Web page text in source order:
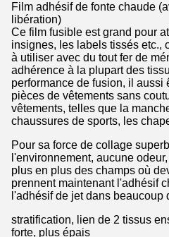
Film adhésif de fonte chaude
libération)
Ce film fusible est grand pour
insignes, les labels tissés etc.,
à utiliser avec du tout fer de
adhérence à la plupart des
performance de fusion, il aussi
pièces de vêtements sans
vêtements, telles que la
chaussures de sports, les
Pour sa force de collage
l'environnement, aucune
plus en plus des champs où
prennent maintenant l'adhésif
l'adhésif de jet dans beaucoup
stratification, lien de 2 tissus
forte, plus épais